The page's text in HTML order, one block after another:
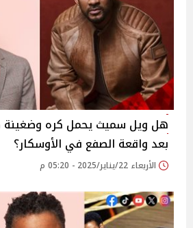
هل ويل سميث يحمل كره
بعد واقعة الصفع في الأوسكار؟
الأربعاء 22/يناير/2025 - 05:20 م